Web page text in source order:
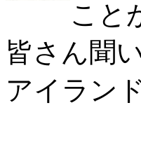
こと
皆さん聞
アイラン